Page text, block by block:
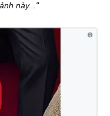
này..."